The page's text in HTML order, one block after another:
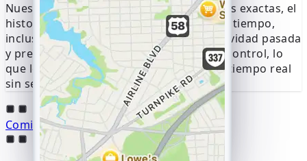
Nuestro sistema registra las coordenadas exactas, el
historial de movimientos y las marcas de tiempo,
incluso para sesiones ocultas. Vea la actividad pasada
y presente directamente en su panel de control, lo
que le permite rastrear movimientos en tiempo real
sin ser detectado.
Comience a rastrear ahora